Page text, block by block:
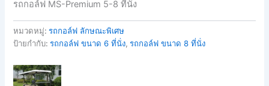
รถกอล์ฟ MS-Premium 5-8 ที่นั่ง
หมวดหมู่:รถกอล์ฟ ลักษณะพิเศษ
ป้ายกำกับ:รถกอล์ฟ ขนาด 6 ที่นั่ง,รถกอล์ฟ ขนาด 8 ที่นั่ง